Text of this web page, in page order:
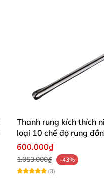
Thanh rung kích thích
loại 10 chế độ rung
600.000₫
1.053.000₫
-43%
(3)